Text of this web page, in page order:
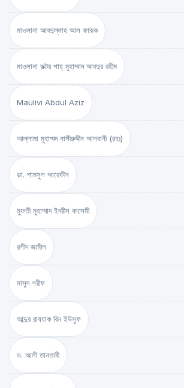
মাওলানা আবদুল্লাহ আল ফারূক
মাওলানা ডক্টর শাহ্‌ মুহাম্মাদ আবদুর রহীম
Maulivi Abdul Aziz
আল্লামা মুহাম্মদ নাসীরুদ্দীন আলবানী (রহঃ)
ডা. শামসুল আরেফীন
মুফতী মুহাম্মাদ ইদরীস কাসেমী
রশীদ জামীল
মাসুদ শরীফ
আব্দুর রাযযাক বিন ইউসুফ
ড. আলী তানতাবী